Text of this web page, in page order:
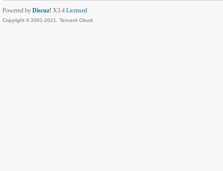
Powered by Discuz! X3.4 Licensed
Copyright © 2001-2021, Tencent Cloud.